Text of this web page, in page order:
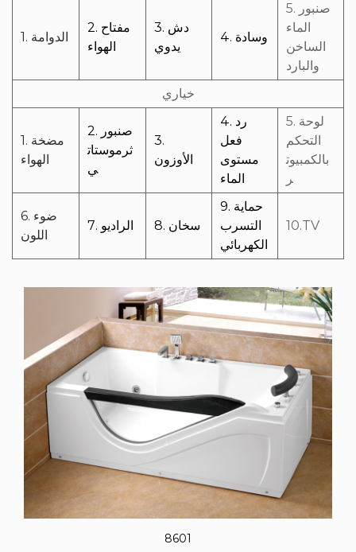
1. الدوامة
2. مفتاح
الهواء
3. دش
يدوي
4. وسادة
5. صنبور
الماء
الساخن
والبارد
خياري
1. مضخة
الهواء
2. صنبور
ثرموستات
ي
3.
الأوزون
4. رد
فعل
مستوى
الماء
5. لوحة
التحكم
بالكمبيوت
ر
6. ضوء
اللون
7. الراديو 8. سخان
9. حماية
التسرب
الكهربائي
10.TV
8601